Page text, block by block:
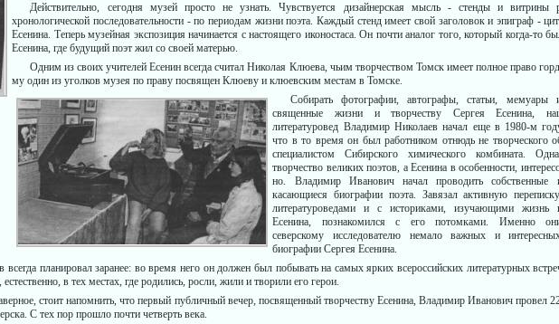
Действительно, сегодня музей просто не узнать. Чувствуется ди­зайнерская мысль - стенды и
хронологичес­кой последовательности - по пери­одам жизни поэта. Каждый стенд имеет свой заголовок и эпиграф -
Есенина. Теперь музейная экспозиция начинается с настоящего иконостаса. Он по­чти аналог того, который когда-то
Есенина, где бу­дущий поэт жил со своей матерью.
Одним из своих учителей Есе­нин всегда считал Николая Клю­ева, чьим творчеством Томск име­ет полное право
му один из уголков музея по пра­ву посвящен Клюеву и клюевским местам в Томске.
Собирать фотографии, автогра­фы, статьи,
священные жизни и творчеству Сергея Есенина,
литературовед Владимир Никола­ев начал еще в 1980-м
что в то время он был работником отнюдь не творческо­го
специалистом Сибирского химического комби­ната.
творчество великих поэтов, а Есенина в осо­бенности,
но. Владимир Иванович начал проводить собственные
касающиеся биографии по­эта. Завязал активную
литературоведами и с историками, изучающими жизнь
Есенина, познако­мился с его потомками. Именно они
северскому иссле­дователю немало важных и
биографии Сер­гея Есенина.
планировал заранее: во время него он должен был побывать на самых ярких всероссийс­ких литературных
в тех мес­тах, где родились, росли, жили и творили его герои.
стоит напомнить, что первый публичный вечер, посвя­щенный творчеству Есенина, Вла­димир Иванович провел
С тех пор про­шло почти четверть века.